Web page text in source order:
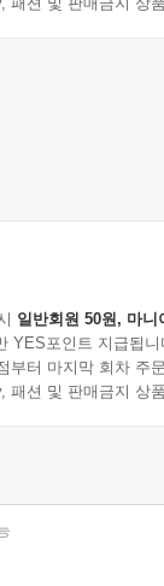
일반회원 50원, 마니
YES포인트 지급됩니
부터 마지막 회차 주
패션 및 판매금지 상